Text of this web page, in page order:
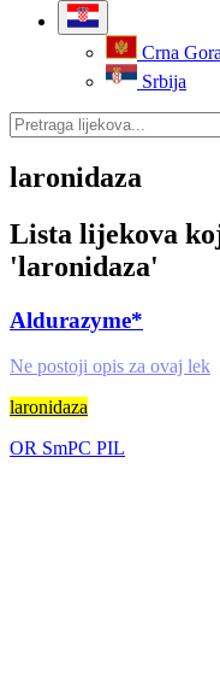
Crna Gora
Srbija
laronidaza
Lista lijekova
'laronidaza'
Aldurazyme*
Ne postoji opis za ovaj lek
laronidaza
OR SmPC PIL